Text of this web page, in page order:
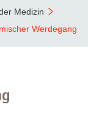
Medizin
Werdegang